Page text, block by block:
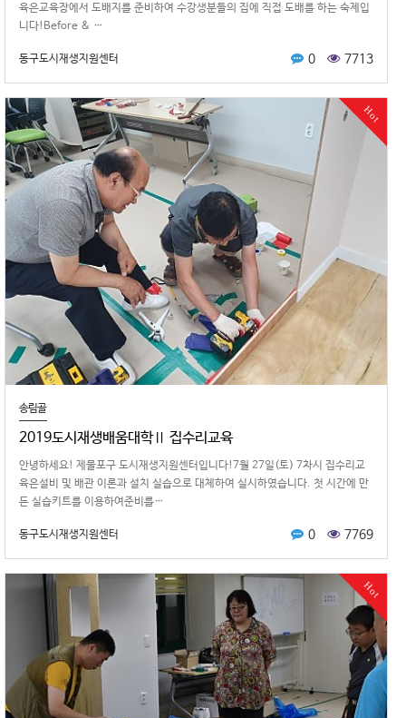
육은교육장에서 도배지를 준비하여 수강생분들의 집에 직접 도배를 하는 숙제입
니다!Before & …
동구도시재생지원센터 0 7713
Hot
송림골
2019도시재생배움대학Ⅱ 집수리교육
안녕하세요! 제물포구 도시재생지원센터입니다!7월 27일(토) 7차시 집수리교
육은설비 및 배관 이론과 설치 실습으로 대체하여 실시하였습니다. 첫 시간에 만
든 실습키트를 이용하여준비를…
동구도시재생지원센터 0 7769
Hot